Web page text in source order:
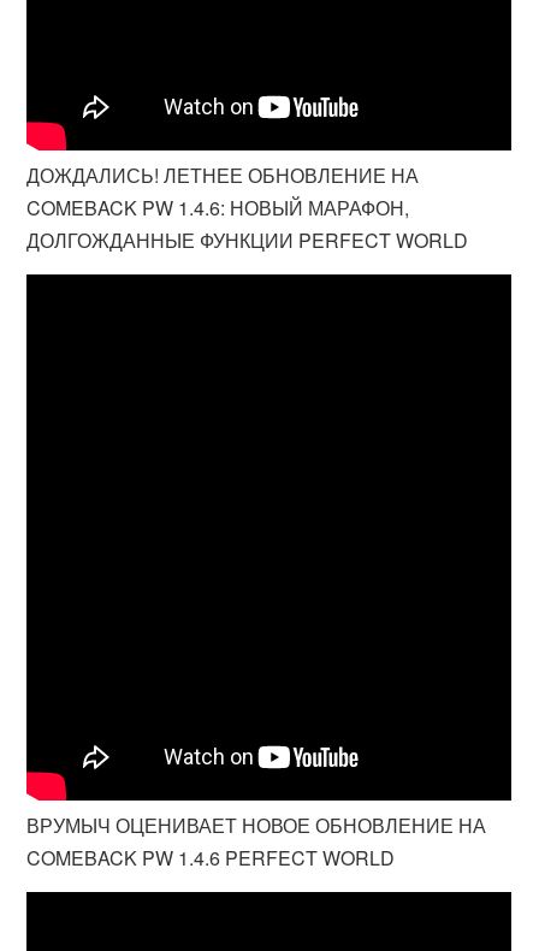
ДОЖДАЛИСЬ! ЛЕТНЕЕ ОБНОВЛЕНИЕ НА
COMEBACK PW 1.4.6: НОВЫЙ МАРАФОН,
ДОЛГОЖДАННЫЕ ФУНКЦИИ PERFECT WORLD
ВРУМЫЧ ОЦЕНИВАЕТ НОВОЕ ОБНОВЛЕНИЕ НА
COMEBACK PW 1.4.6 PERFECT WORLD